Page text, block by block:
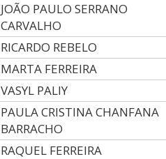
JOÃO PAULO SERRANO
CARVALHO
RICARDO REBELO
MARTA FERREIRA
VASYL PALIY
PAULA CRISTINA CHANFANA
BARRACHO
RAQUEL FERREIRA